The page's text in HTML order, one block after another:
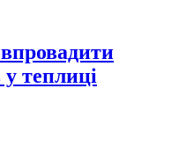
впровадити
теплиці